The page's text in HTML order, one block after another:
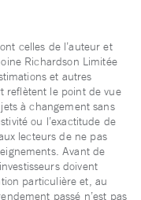
celles de l’auteur et
Richardson Limitée
et autres
reflètent le point de vue
à changement sans
ou l’exactitude de
lecteurs de ne pas
Avant de
doivent
particulière et, au
passé n’est pas